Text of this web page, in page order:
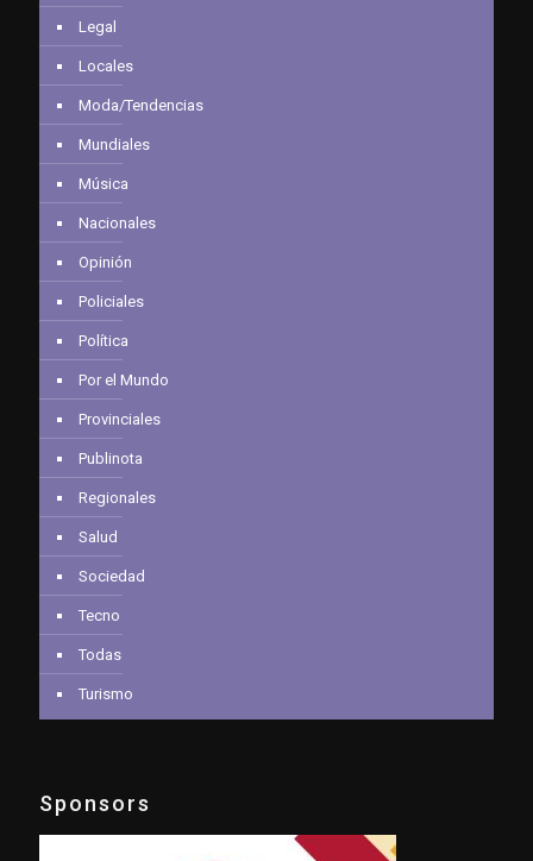
Legal
Locales
Moda/Tendencias
Mundiales
Música
Nacionales
Opinión
Policiales
Política
Por el Mundo
Provinciales
Publinota
Regionales
Salud
Sociedad
Tecno
Todas
Turismo
Sponsors